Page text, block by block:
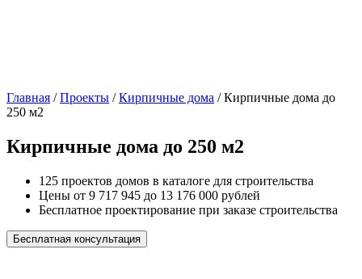
Главная /Проекты /Кирпичные дома /Кирпичные дома до
250 м2
Кирпичные дома до 250 м2
125 проектов домов в каталоге для строительства
Цены от 9 717 945 до 13 176 000 рублей
Бесплатное проектирование при заказе строительства
Бесплатная консультация